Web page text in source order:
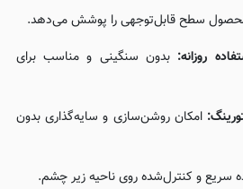
محصول سطح قابل‌توجهی را پوشش می‌دهد.
روزانه: بدون سنگینی و مناسب برای
امکان روشن‌سازی و سایه‌گذاری بدون
سریع و کنترل‌شده روی ناحیه زیر چشم.